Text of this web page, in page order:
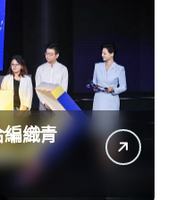
編織青